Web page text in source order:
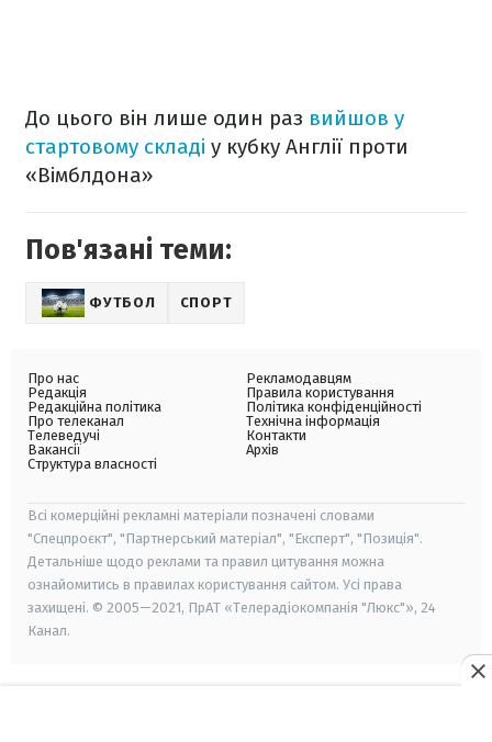
До цього він лише один раз вийшов у
стартовому складі у кубку Англії проти
«Вімблдона»
Пов'язані теми:
ФУТБОЛ СПОРТ
Про нас
Редакція
Редакційна політика
Про телеканал
Телеведучі
Вакансії
Структура власності
Рекламодавцям
Правила користування
Політика конфіденційності
Технічна інформація
Контакти
Архів
Всі комерційні рекламні матеріали позначені словами
"Спецпроєкт", "Партнерський матеріал", "Експерт", "Позиція".
Детальніше щодо реклами та правил цитування можна
ознайомитись в правилах користування сайтом. Усі права
захищені. © 2005—2021, ПрАТ «Телерадіокомпанія "Люкс"», 24
Канал.